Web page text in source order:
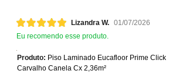
Lizandra W. 01/07/2026
Eu recomendo esse produto.
Produto: Piso Laminado Eucafloor Prime Click
Carvalho Canela Cx 2,36m²